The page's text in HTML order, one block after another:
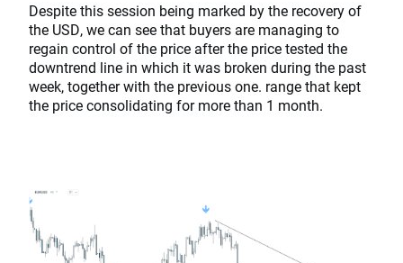
Despite this session being marked by the recovery of
the USD, we can see that buyers are managing to
regain control of the price after the price tested the
downtrend line in which it was broken during the past
week, together with the previous one. range that kept
the price consolidating for more than 1 month.